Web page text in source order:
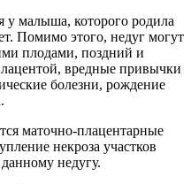
у малыша, которого родила
Помимо этого, недуг могут
плодами, поздний и
вредные привычки
болезни, рождение
маточно-плацентарные
некроза участков
недугу.